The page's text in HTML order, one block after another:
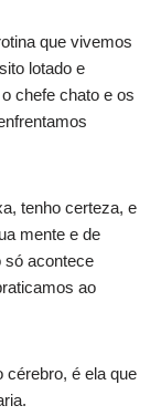
que vivemos
lotado e
chefe chato e os
tenho certeza, e
mente e de
só acontece
ao
cérebro, é ela que